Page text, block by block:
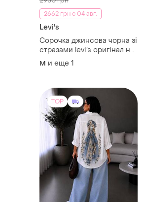
2662 грн с 04 авг.
Levi's
Сорочка джинсова чорна зі
стразами levi’s оригінал на
м-л
M и еще 1
TOP